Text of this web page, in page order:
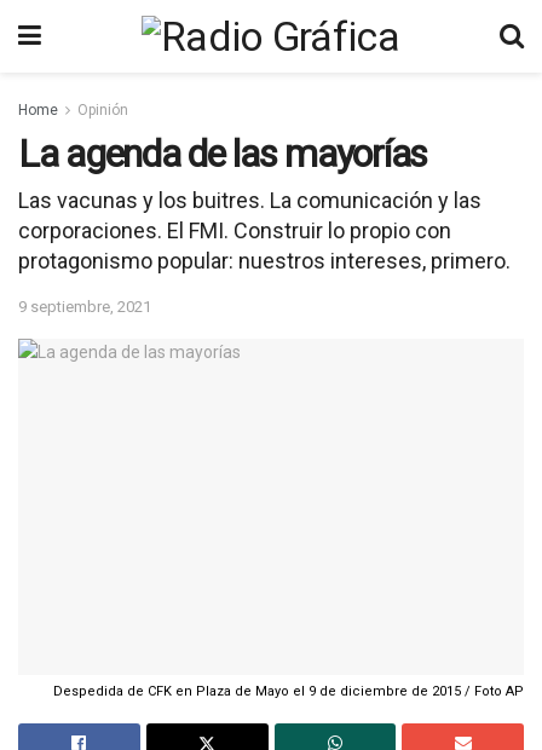
Home Opinión
La agenda de las mayorías
Las vacunas y los buitres. La comunicación y las
corporaciones. El FMI. Construir lo propio con
protagonismo popular: nuestros intereses, primero.
9 septiembre, 2021
Despedida de CFK en Plaza de Mayo el 9 de diciembre de 2015 / Foto AP